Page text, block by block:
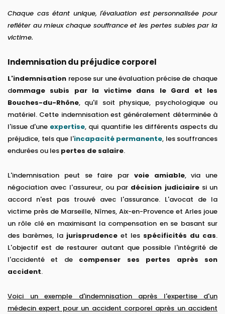
Chaque cas étant unique, l'évaluation est personnalisée pour
refléter au mieux chaque souffrance et les pertes subies par la
victime.
Indemnisation du préjudice corporel
L'indemnisation repose sur une évaluation précise de chaque
dommage subis par la victime dans le Gard et les
Bouches-du-Rhône, qu'il soit physique, psychologique ou
matériel. Cette indemnisation est généralement déterminée à
l'issue d'une expertise, qui quantifie les différents aspects du
préjudice, tels que l'incapacité permanente, les souffrances
endurées ou les pertes de salaire.
L'indemnisation peut se faire par voie amiable, via une
négociation avec l'assureur, ou par décision judiciairesi un
accord n'est pas trouvé avec l'assurance. L'avocat de la
victime près de Marseille, Nîmes, Aix-en-Provence et Arles joue
un rôle clé en maximisant la compensation en se basant sur
des barèmes, la jurisprudence et les spécificités du cas.
L'objectif est de restaurer autant que possible l'intégrité de
l'accidenté et de compenser ses pertes après son
accident.
Voici un exemple d'indemnisation après l'expertise d'un
médecin expert pour un accident corporel après un accident